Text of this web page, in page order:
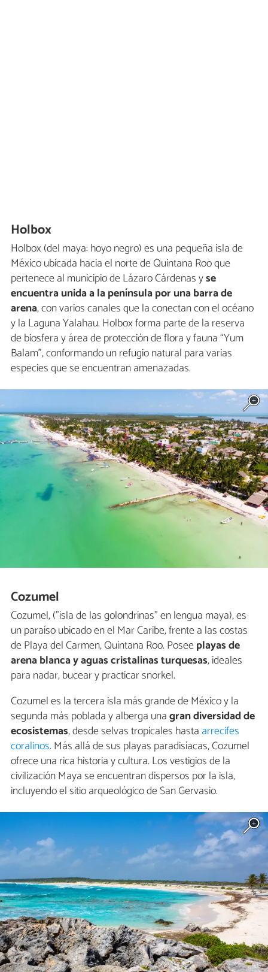
Holbox
Holbox (del maya: hoyo negro) es una pequeña isla de
México ubicada hacia el norte de Quintana Roo que
pertenece al municipio de Lázaro Cárdenas yse
encuentra unida a la península por una barra de
arena, con varios canales que la conectan con el océano
y la Laguna Yalahau. Holbox forma parte de la reserva
de biosfera y área de protección de flora y fauna “Yum
Balam”, conformando un refugio natural para varias
especies que se encuentran amenazadas.
Cozumel
Cozumel, ("isla de las golondrinas" en lengua maya), es
un paraíso ubicado en el Mar Caribe, frente a las costas
de Playa del Carmen, Quintana Roo. Poseeplayas de
arena blanca y aguas cristalinas turquesas, ideales
para nadar, bucear y practicar snorkel.
Cozumel es la tercera isla más grande de México y la
segunda más poblada y alberga unagran diversidad de
ecosistemas, desde selvas tropicales hasta arrecifes
coralinos. Más allá de sus playas paradisíacas, Cozumel
ofrece una rica historia y cultura. Los vestigios de la
civilización Maya se encuentran dispersos por la isla,
incluyendo el sitio arqueológico de San Gervasio.